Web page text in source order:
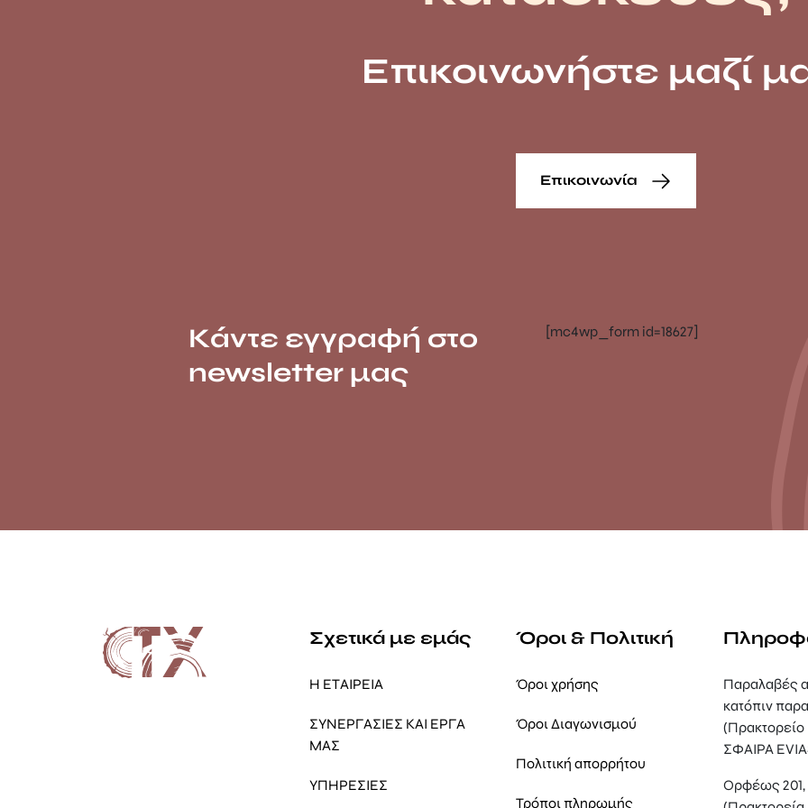
Επικοινωνήστε μαζί
Επικοινωνία
Κάντε εγγραφή στο
newsletter μας
[mc4wp_form id=18627]
Σχετικά με εμάς
Η ΕΤΑΙΡΕΙΑ
ΣΥΝΕΡΓΑΣΙΕΣ ΚΑΙ ΕΡΓΑ
ΜΑΣ
ΥΠΗΡΕΣΙΕΣ
Όροι & Πολιτική
Όροι χρήσης
Όροι Διαγωνισμού
Πολιτική απορρήτου
Τρόποι πληρωμής
Παραλαβές
κατόπιν
ΣΦΑΙΡΑ
Ορφέως